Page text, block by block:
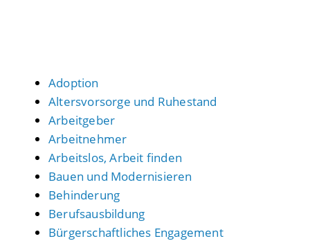
Adoption
Altersvorsorge und Ruhestand
Arbeitgeber
Arbeitnehmer
Arbeitslos, Arbeit finden
Bauen und Modernisieren
Behinderung
Berufsausbildung
Bürgerschaftliches Engagement